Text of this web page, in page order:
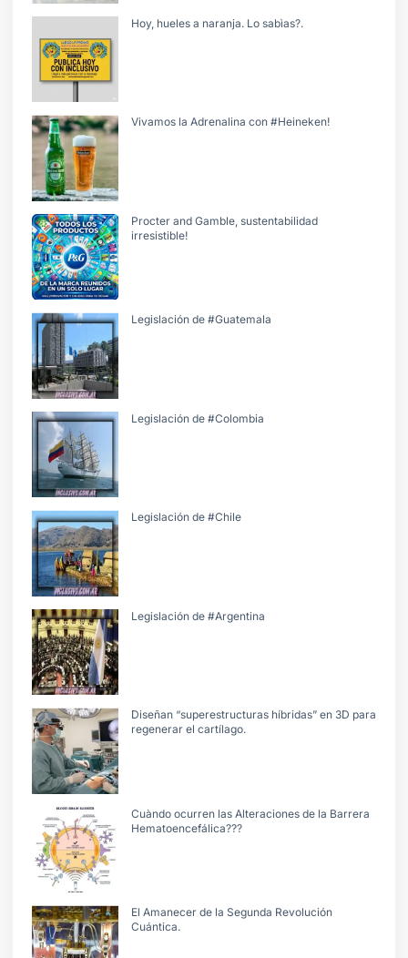
Hoy, hueles a naranja. Lo sabìas?.
Vivamos la Adrenalina con #Heineken!
Procter and Gamble, sustentabilidad
irresistible!
Legislación de #Guatemala
Legislación de #Colombia
Legislación de #Chile
Legislación de #Argentina
Diseñan “superestructuras híbridas” en 3D para
regenerar el cartílago.
Cuàndo ocurren las Alteraciones de la Barrera
Hematoencefálica???
El Amanecer de la Segunda Revolución
Cuántica.